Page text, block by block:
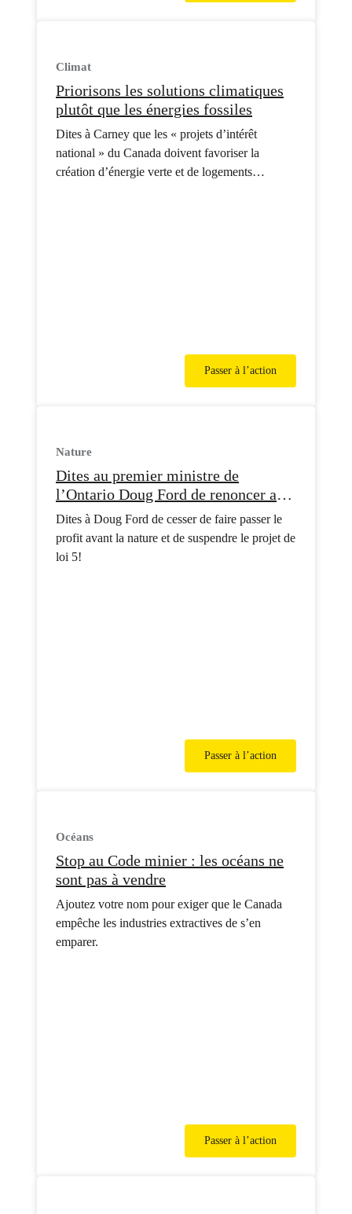
Climat
Priorisons les solutions climatiques
plutôt que les énergies fossiles
Dites à Carney que les « projets d’intérêt
national » du Canada doivent favoriser la
création d’énergie verte et de logements
Passer à l’action
Nature
Dites au premier ministre de
l’Ontario Doug Ford de renoncer au
projet de loi 5!
Dites à Doug Ford de cesser de faire passer le
profit avant la nature et de suspendre le projet de
loi 5!
Passer à l’action
Océans
Stop au Code minier : les océans ne
sont pas à vendre
Ajoutez votre nom pour exiger que le Canada
empêche les industries extractives de s’en
emparer.
Passer à l’action